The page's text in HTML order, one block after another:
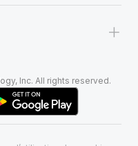
+
Inc. All rights reserved.